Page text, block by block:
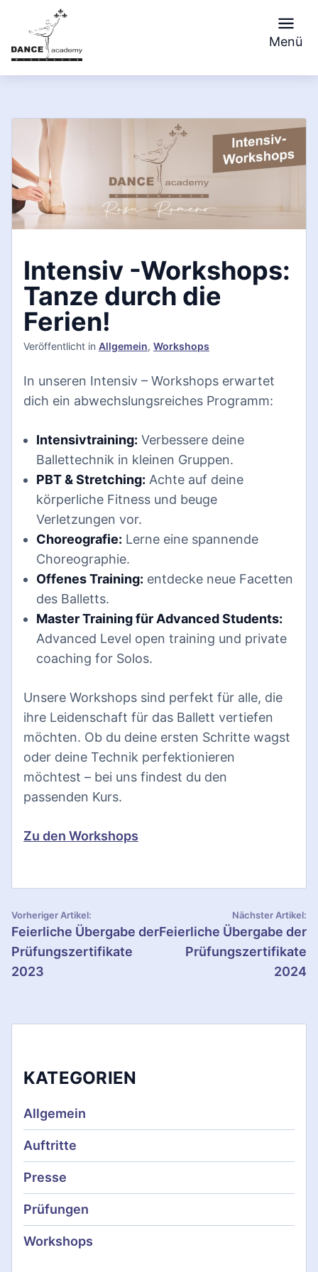
content
Menü
Intensiv -Workshops:
Tanze durch die
Ferien!
Veröffentlicht in Allgemein, Workshops
In unseren Intensiv – Workshops erwartet
dich ein abwechslungsreiches Programm:
Intensivtraining: Verbessere deine
Ballettechnik in kleinen Gruppen.
PBT & Stretching: Achte auf deine
körperliche Fitness und beuge
Verletzungen vor.
Choreografie: Lerne eine spannende
Choreographie.
Offenes Training: entdecke neue Facetten
des Balletts.
Master Training für Advanced Students:
Advanced Level open training und private
coaching for Solos.
Unsere Workshops sind perfekt für alle, die
ihre Leidenschaft für das Ballett vertiefen
möchten. Ob du deine ersten Schritte wagst
oder deine Technik perfektionieren
möchtest – bei uns findest du den
passenden Kurs.
Zu den Workshops
B
e
i
r
a
g
s
n
a
v
Vorheriger Artikel:
Feierliche Übergabe der
Prüfungszertifikate
2023
Nächster Artikel:
Feierliche Übergabe der
Prüfungszertifikate
2024
KATEGORIEN
Allgemein
Auftritte
Presse
Prüfungen
Workshops